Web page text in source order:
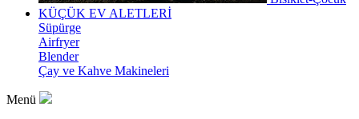
KÜÇÜK EV ALETLERİ
Süpürge
Airfryer
Blender
Çay ve Kahve Makineleri
Menü